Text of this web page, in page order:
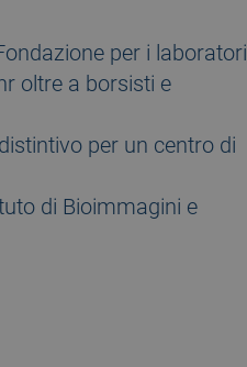
per i laboratori
oltre a borsisti e
per un centro di
di Bioimmagini e